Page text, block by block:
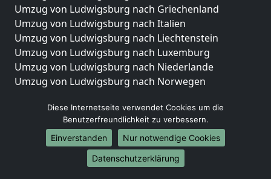
Umzug von Ludwigsburg nach Griechenland
Umzug von Ludwigsburg nach Italien
Umzug von Ludwigsburg nach Liechtenstein
Umzug von Ludwigsburg nach Luxemburg
Umzug von Ludwigsburg nach Niederlande
Umzug von Ludwigsburg nach Norwegen
Umzüge-Deutschlandweit
Umzug von Ludwigsburg nach Berlin
Umzug von Ludwigsburg nach Hamburg
Umzug von Ludwigsburg nach München
Umzug von Ludwigsburg nach Köln
Diese Internetseite verwendet Cookies um die
Benutzerfreundlichkeit zu verbessern.
Einverstanden
Nur notwendige Cookies
Datenschutzerklärung